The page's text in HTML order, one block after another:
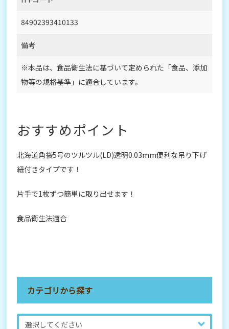
84902393410133
備考
※本品は、食品衛生法に基づいて定められた「食品、添加
物等の規格基準」に適合しています。
おすすめポイント
北海道角袋5号のツルツル(LD)透明0.03mm便利な吊り下げ
紐付きタイプです！
片手で1枚ずつ簡単に取り出せます！
食品衛生法適合
カテゴリから探す